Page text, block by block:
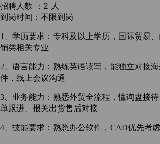
招聘人数 ：2 人
到岗时间：不限到岗
1
、学历要求：专科及以上学历，国际贸易
销类相关专业
2 、语言能力：熟练英语读写，能独立对接
件，线上会议沟通
3 、业务能力：熟悉外贸全流程，懂询盘接
单跟进、报关出货售后对接
4 、技能要求：熟悉办公软件，CAD优先考虑